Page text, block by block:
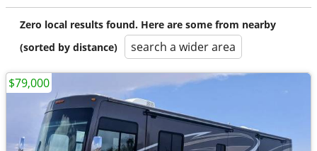
Zero local results found. Here are some from nearby
(sorted by distance)
search a wider area
$79,000